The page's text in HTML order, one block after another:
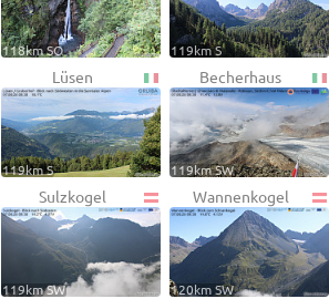
118km SO 119km S
Lüsen
119km S
Becherhaus
119km SW
Sulzkogel
119km SW
Wannenkogel
120km SW